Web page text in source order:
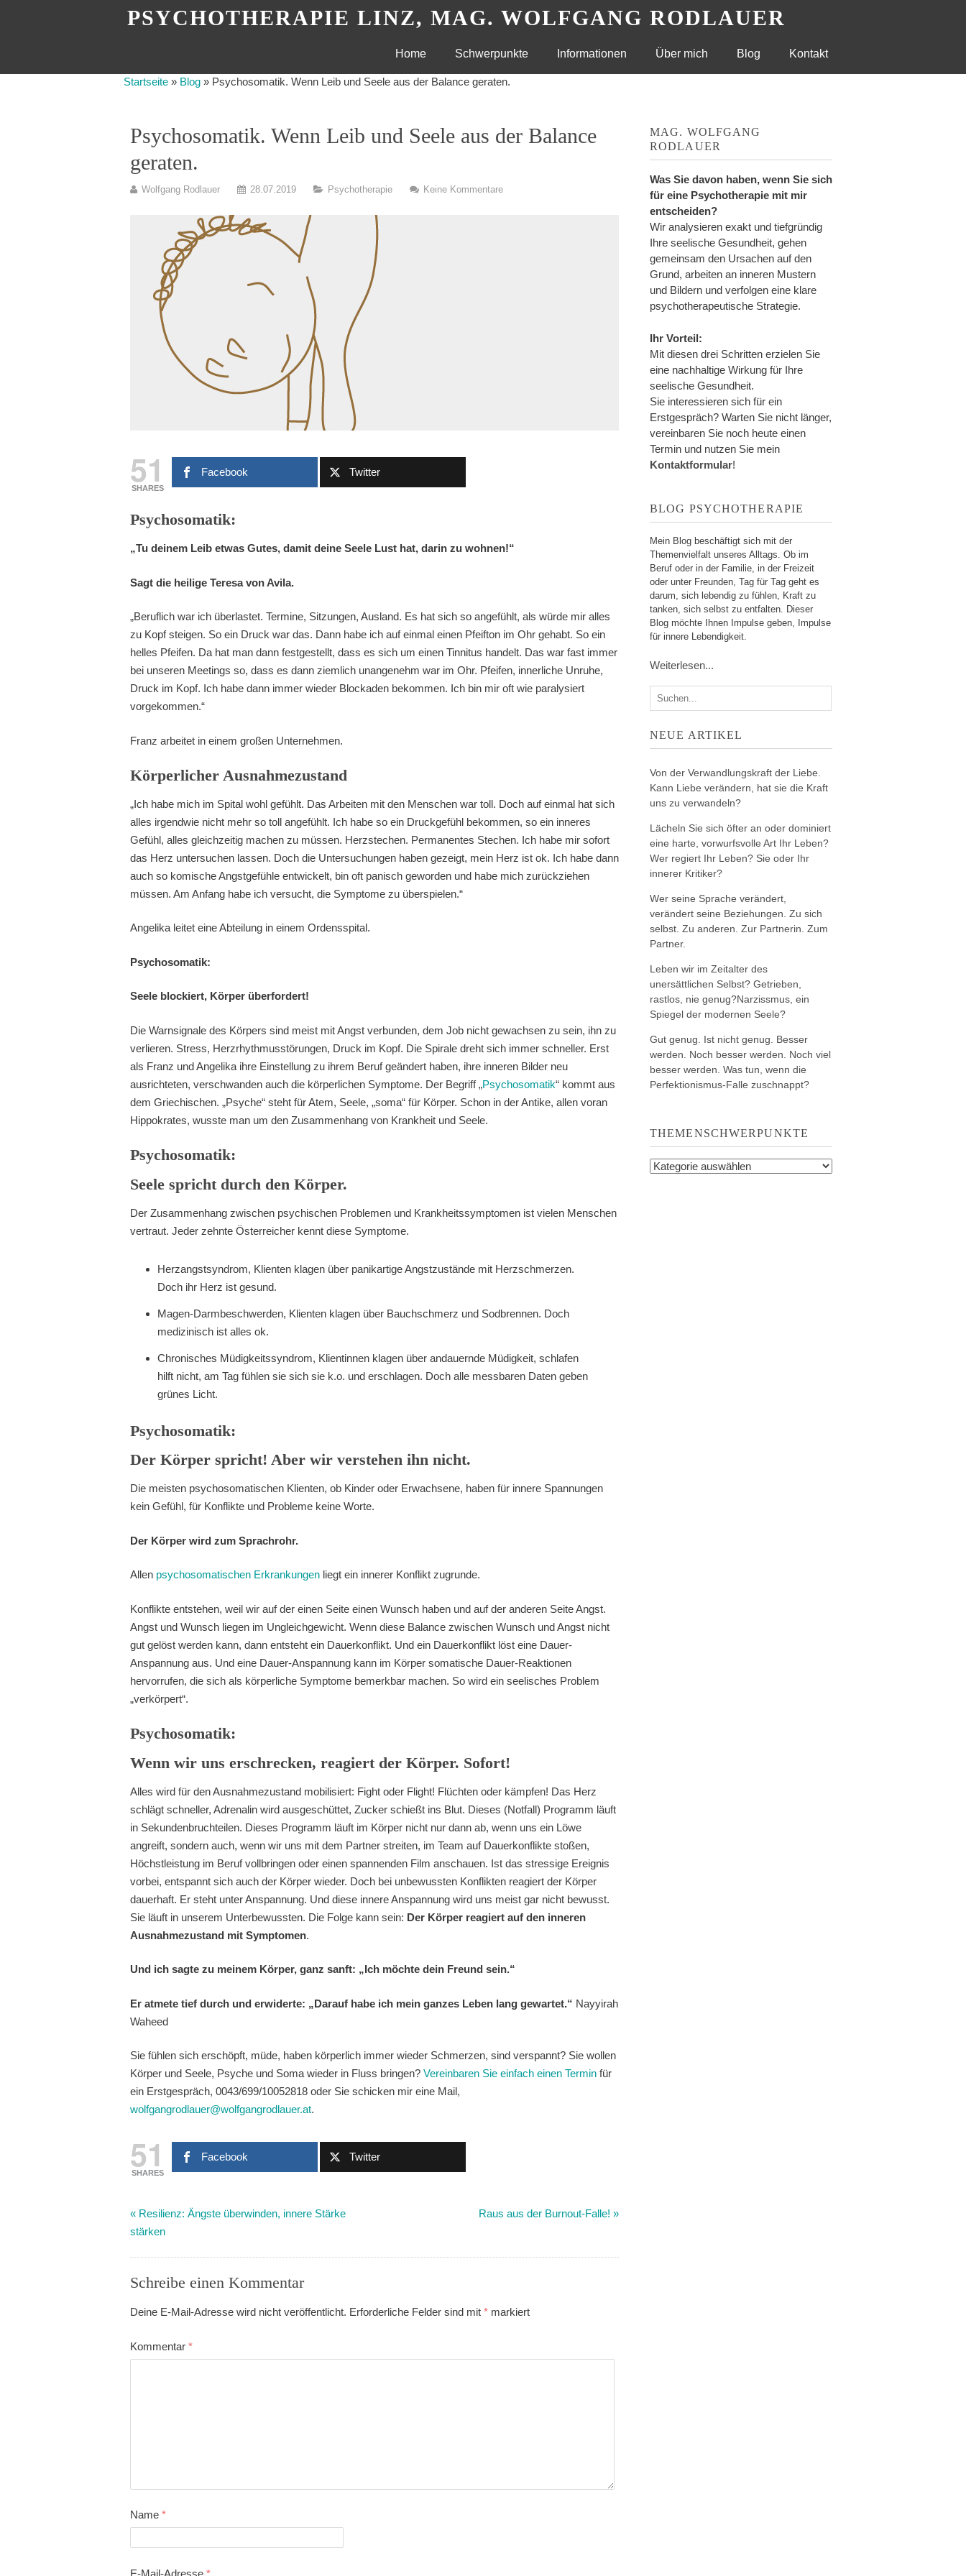
PSYCHOTHERAPIE LINZ, MAG. WOLFGANG RODLAUER
Skip
to
Home Schwerpunkte Informationen Über mich Blog Kontakt
Startseite » Blog » Psychosomatik. Wenn Leib und Seele aus der Balance geraten.
Psychosomatik. Wenn Leib und Seele aus der Balance
geraten.
Wolfgang Rodlauer 28.07.2019 Psychotherapie Keine Kommentare
51
SHARES
Facebook Twitter
Psychosomatik:
„Tu deinem Leib etwas Gutes, damit deine Seele Lust hat, darin zu wohnen!“
Sagt die heilige Teresa von Avila.
„Beruflich war ich überlastet. Termine, Sitzungen, Ausland. Es hat sich so angefühlt, als würde mir alles
zu Kopf steigen. So ein Druck war das. Dann habe ich auf einmal einen Pfeifton im Ohr gehabt. So ein
helles Pfeifen. Da hat man dann festgestellt, dass es sich um einen Tinnitus handelt. Das war fast immer
bei unseren Meetings so, dass es dann ziemlich unangenehm war im Ohr. Pfeifen, innerliche Unruhe,
Druck im Kopf. Ich habe dann immer wieder Blockaden bekommen. Ich bin mir oft wie paralysiert
vorgekommen.“
Franz arbeitet in einem großen Unternehmen.
Körperlicher Ausnahmezustand
„Ich habe mich im Spital wohl gefühlt. Das Arbeiten mit den Menschen war toll. Doch auf einmal hat sich
alles irgendwie nicht mehr so toll angefühlt. Ich habe so ein Druckgefühl bekommen, so ein inneres
Gefühl, alles gleichzeitig machen zu müssen. Herzstechen. Permanentes Stechen. Ich habe mir sofort
das Herz untersuchen lassen. Doch die Untersuchungen haben gezeigt, mein Herz ist ok. Ich habe dann
auch so komische Angstgefühle entwickelt, bin oft panisch geworden und habe mich zurückziehen
müssen. Am Anfang habe ich versucht, die Symptome zu überspielen.“
Angelika leitet eine Abteilung in einem Ordensspital.
Psychosomatik:
Seele blockiert, Körper überfordert!
Die Warnsignale des Körpers sind meist mit Angst verbunden, dem Job nicht gewachsen zu sein, ihn zu
verlieren. Stress, Herzrhythmusstörungen, Druck im Kopf. Die Spirale dreht sich immer schneller. Erst
als Franz und Angelika ihre Einstellung zu ihrem Beruf geändert haben, ihre inneren Bilder neu
ausrichteten, verschwanden auch die körperlichen Symptome. Der Begriff „Psychosomatik“ kommt aus
dem Griechischen. „Psyche“ steht für Atem, Seele, „soma“ für Körper. Schon in der Antike, allen voran
Hippokrates, wusste man um den Zusammenhang von Krankheit und Seele.
Psychosomatik:
Seele spricht durch den Körper.
Der Zusammenhang zwischen psychischen Problemen und Krankheitssymptomen ist vielen Menschen
vertraut. Jeder zehnte Österreicher kennt diese Symptome.
Herzangstsyndrom, Klienten klagen über panikartige Angstzustände mit Herzschmerzen.
Doch ihr Herz ist gesund.
Magen-Darmbeschwerden, Klienten klagen über Bauchschmerz und Sodbrennen. Doch
medizinisch ist alles ok.
Chronisches Müdigkeitssyndrom, Klientinnen klagen über andauernde Müdigkeit, schlafen
hilft nicht, am Tag fühlen sie sich sie k.o. und erschlagen. Doch alle messbaren Daten geben
grünes Licht.
Psychosomatik:
Der Körper spricht! Aber wir verstehen ihn nicht.
Die meisten psychosomatischen Klienten, ob Kinder oder Erwachsene, haben für innere Spannungen
kein Gefühl, für Konflikte und Probleme keine Worte.
Der Körper wird zum Sprachrohr.
Allen psychosomatischen Erkrankungen liegt ein innerer Konflikt zugrunde.
Konflikte entstehen, weil wir auf der einen Seite einen Wunsch haben und auf der anderen Seite Angst.
Angst und Wunsch liegen im Ungleichgewicht. Wenn diese Balance zwischen Wunsch und Angst nicht
gut gelöst werden kann, dann entsteht ein Dauerkonflikt. Und ein Dauerkonflikt löst eine Dauer-
Anspannung aus. Und eine Dauer-Anspannung kann im Körper somatische Dauer-Reaktionen
hervorrufen, die sich als körperliche Symptome bemerkbar machen. So wird ein seelisches Problem
„verkörpert“.
Psychosomatik:
Wenn wir uns erschrecken, reagiert der Körper. Sofort!
Alles wird für den Ausnahmezustand mobilisiert: Fight oder Flight! Flüchten oder kämpfen! Das Herz
schlägt schneller, Adrenalin wird ausgeschüttet, Zucker schießt ins Blut. Dieses (Notfall) Programm läuft
in Sekundenbruchteilen. Dieses Programm läuft im Körper nicht nur dann ab, wenn uns ein Löwe
angreift, sondern auch, wenn wir uns mit dem Partner streiten, im Team auf Dauerkonflikte stoßen,
Höchstleistung im Beruf vollbringen oder einen spannenden Film anschauen. Ist das stressige Ereignis
vorbei, entspannt sich auch der Körper wieder. Doch bei unbewussten Konflikten reagiert der Körper
dauerhaft. Er steht unter Anspannung. Und diese innere Anspannung wird uns meist gar nicht bewusst.
Sie läuft in unserem Unterbewussten. Die Folge kann sein: Der Körper reagiert auf den inneren
Ausnahmezustand mit Symptomen.
Und ich sagte zu meinem Körper, ganz sanft: „Ich möchte dein Freund sein.“
Er atmete tief durch und erwiderte: „Darauf habe ich mein ganzes Leben lang gewartet.“ Nayyirah
Waheed
Sie fühlen sich erschöpft, müde, haben körperlich immer wieder Schmerzen, sind verspannt? Sie wollen
Körper und Seele, Psyche und Soma wieder in Fluss bringen?Vereinbaren Sie einfach einen Termin für
ein Erstgespräch, 0043/699/10052818 oder Sie schicken mir eine Mail,
wolfgangrodlauer@wolfgangrodlauer.at.
51
SHARES
Facebook Twitter
« Resilienz: Ängste überwinden, innere Stärke
stärken
Raus aus der Burnout-Falle! »
Schreibe einen Kommentar
Deine E-Mail-Adresse wird nicht veröffentlicht. Erforderliche Felder sind mit* markiert
Kommentar*
Name*
E-Mail-Adresse*
MAG. WOLFGANG
RODLAUER
Was Sie davon haben, wenn Sie sich
für eine Psychotherapie mit mir
entscheiden?
Wir analysieren exakt und tiefgründig
Ihre seelische Gesundheit, gehen
gemeinsam den Ursachen auf den
Grund, arbeiten an inneren Mustern
und Bildern und verfolgen eine klare
psychotherapeutische Strategie.
Ihr Vorteil:
Mit diesen drei Schritten erzielen Sie
eine nachhaltige Wirkung für Ihre
seelische Gesundheit.
Sie interessieren sich für ein
Erstgespräch? Warten Sie nicht länger,
vereinbaren Sie noch heute einen
Termin und nutzen Sie mein
Kontaktformular!
BLOG PSYCHOTHERAPIE
Mein Blog beschäftigt sich mit der
Themenvielfalt unseres Alltags. Ob im
Beruf oder in der Familie, in der Freizeit
oder unter Freunden, Tag für Tag geht es
darum, sich lebendig zu fühlen, Kraft zu
tanken, sich selbst zu entfalten. Dieser
Blog möchte Ihnen Impulse geben, Impulse
für innere Lebendigkeit.
Weiterlesen...
NEUE ARTIKEL
Von der Verwandlungskraft der Liebe.
Kann Liebe verändern, hat sie die Kraft
uns zu verwandeln?
Lächeln Sie sich öfter an oder dominiert
eine harte, vorwurfsvolle Art Ihr Leben?
Wer regiert Ihr Leben? Sie oder Ihr
innerer Kritiker?
Wer seine Sprache verändert,
verändert seine Beziehungen. Zu sich
selbst. Zu anderen. Zur Partnerin. Zum
Partner.
Leben wir im Zeitalter des
unersättlichen Selbst? Getrieben,
rastlos, nie genug?Narzissmus, ein
Spiegel der modernen Seele?
Gut genug. Ist nicht genug. Besser
werden. Noch besser werden. Noch viel
besser werden. Was tun, wenn die
Perfektionismus-Falle zuschnappt?
THEMENSCHWERPUNKTE
Themenschwerpunkte